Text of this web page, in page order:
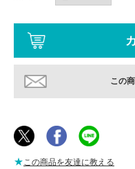
この
★この商品を友達に教える